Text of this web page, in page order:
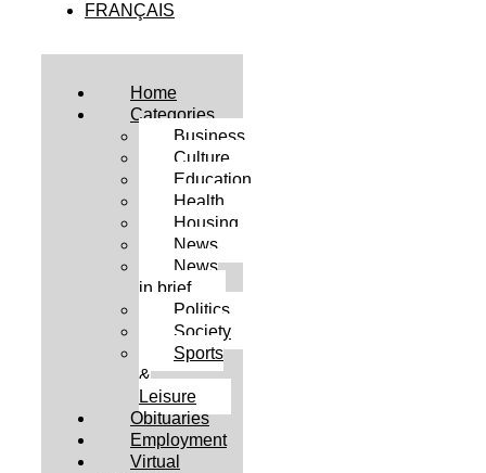
FRANÇAIS
Home
Categories
Business
Culture
Education
Health
Housing
News
News
in brief
Politics
Society
Sports
&
Leisure
Obituaries
Employment
Virtual